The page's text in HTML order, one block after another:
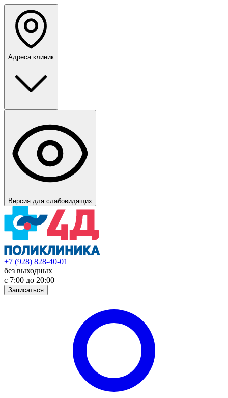
Адреса клиник
Версия для слабовидящих
+7 (928) 828-40-01
без выходных
с 7:00 до 20:00
Записаться